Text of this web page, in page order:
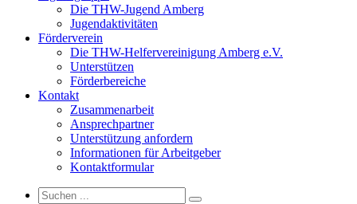
Die THW-Jugend Amberg
Jugendaktivitäten
Förderverein
Die THW-Helfervereinigung Amberg e.V.
Unterstützen
Förderbereiche
Kontakt
Zusammenarbeit
Ansprechpartner
Unterstützung anfordern
Informationen für Arbeitgeber
Kontaktformular